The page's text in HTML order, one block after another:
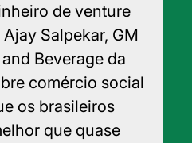
de venture
Salpekar, GM
Beverage da
comércio social
os brasileiros
que quase